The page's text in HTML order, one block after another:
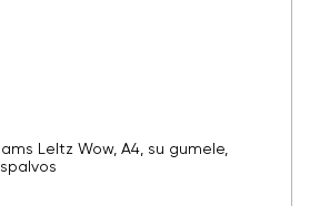
LeItz Wow, A4, su gumele,